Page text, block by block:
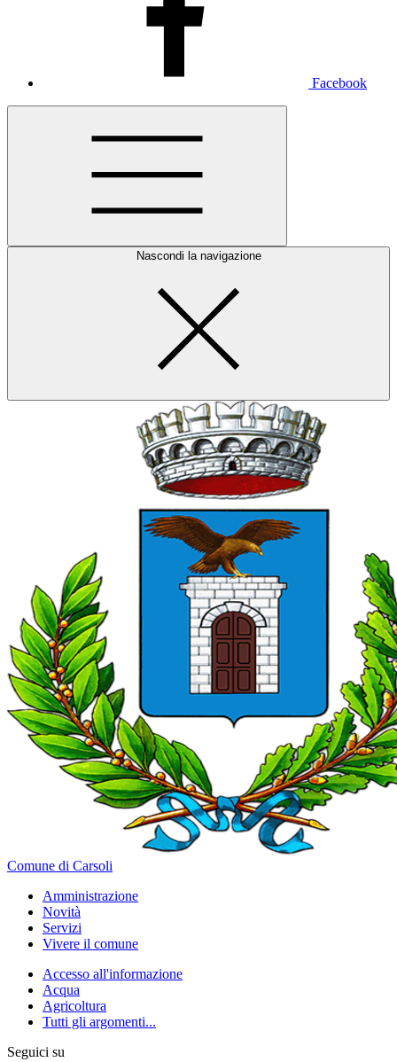
Facebook
Nascondi la navigazione
Comune di Carsoli
Amministrazione
Novità
Servizi
Vivere il comune
Accesso all'informazione
Acqua
Agricoltura
Tutti gli argomenti...
Seguici su